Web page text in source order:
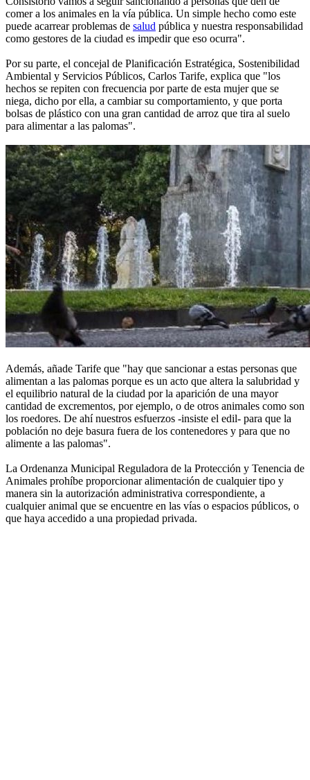
comer a los animales en la vía pública. Un simple hecho como este
puede acarrear problemas de salud pública y nuestra responsabilidad
como gestores de la ciudad es impedir que eso ocurra".
Por su parte, el concejal de Planificación Estratégica, Sostenibilidad
Ambiental y Servicios Públicos, Carlos Tarife, explica que "los
hechos se repiten con frecuencia por parte de esta mujer que se
niega, dicho por ella, a cambiar su comportamiento, y que porta
bolsas de plástico con una gran cantidad de arroz que tira al suelo
para alimentar a las palomas".
Además, añade Tarife que "hay que sancionar a estas personas que
alimentan a las palomas porque es un acto que altera la salubridad y
el equilibrio natural de la ciudad por la aparición de una mayor
cantidad de excrementos, por ejemplo, o de otros animales como son
los roedores. De ahí nuestros esfuerzos -insiste el edil- para que la
población no deje basura fuera de los contenedores y para que no
alimente a las palomas".
La Ordenanza Municipal Reguladora de la Protección y Tenencia de
Animales prohíbe proporcionar alimentación de cualquier tipo y
manera sin la autorización administrativa correspondiente, a
cualquier animal que se encuentre en las vías o espacios públicos, o
que haya accedido a una propiedad privada.